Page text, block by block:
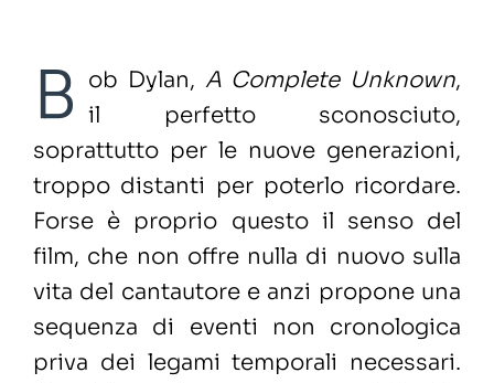
B ob Dylan, A Complete Unknown,
il perfetto sconosciuto,
soprattutto per le nuove generazioni,
troppo distanti per poterlo ricordare.
Forse è proprio questo il senso del
film, che non offre nulla di nuovo sulla
vita del cantautore e anzi propone una
sequenza di eventi non cronologica
priva dei legami temporali necessari.